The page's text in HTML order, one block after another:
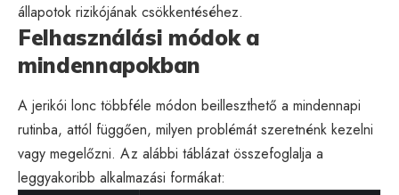
állapotok rizikójának csökkentéséhez.
Felhasználási módok a
mindennapokban
A jerikói lonc többféle módon beilleszthető a mindennapi
rutinba, attól függően, milyen problémát szeretnénk kezelni
vagy megelőzni. Az alábbi táblázat összefoglalja a
leggyakoribb alkalmazási formákat: